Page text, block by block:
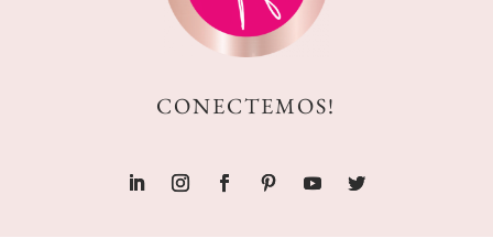
CONECTEMOS!